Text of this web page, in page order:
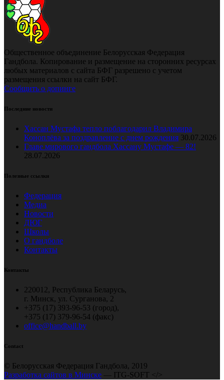
Общественное объединение Белорусская Федерация
Гандбола. Копирование и размещение на сторонних ресурсах
любых материалов с сайта БФГ разрешено с учетом
размещения ссылки на сайт БФГ.
Сообщить о допинге
Последние новости
Хассан Мустафа тепло поблагодарил Владимира
Коноплёва за поздравление с днем рождения 30.07.2026
Главе мирового гандбола Хассану Мустафе — 82!
28.07.2026
Полезные ссылки
Федерация
Медиа
Новости
ДЮГ
Школы
О гандболе
Контакты
Контакты
220012, Республика Беларусь,
г. Минск, ул. Сурганова, 2
+375 (17) 393-96-53 (город),
+375 (17) 379-96-54 (факс)
office@handball.by
Contact
© Белорусская Федерация Гандбола, 2019
Разработка сайтов в Минске — ITG-SOFT </>